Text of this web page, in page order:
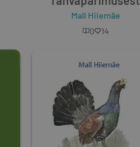
Mall Hiiemäe
0
14